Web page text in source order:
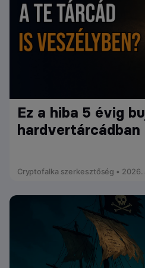
Ez a hiba 5 évig
hardvertárcádban
Cryptofalka szerkesztőség • 2026.